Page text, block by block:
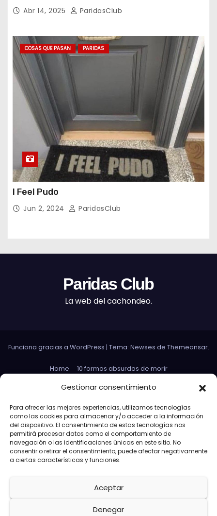
Gestionar consentimiento
Para ofrecer las mejores experiencias, utilizamos tecnologías
como las cookies para almacenar y/o acceder a la información
del dispositivo. El consentimiento de estas tecnologías nos
permitirá procesar datos como el comportamiento de
navegación o las identificaciones únicas en este sitio. No
consentir o retirar el consentimiento, puede afectar negativamente
a ciertas características y funciones.
Aceptar
Denegar
Abr 14, 2025 ParidasClub
COSAS QUE PASAN PARIDAS
I Feel Pudo
Jun 2, 2024 ParidasClub
Paridas Club
La web del cachondeo.
Funciona gracias a WordPress | Tema: Newses de Themeansar.
Home
10 formas absurdas de morir
Datos curiosos que no sirven para nada
Efectos 3D con Gifs animados
El Rey Abdica
Las 30 Leyes sexuales más absurdas del mundo
Las leyes de Murphy
Lost: Curiosidades
Más información sobre las cookies
Memes de Avengers Capitán América
Paridas Club en las redes
Política de cookies (UE)